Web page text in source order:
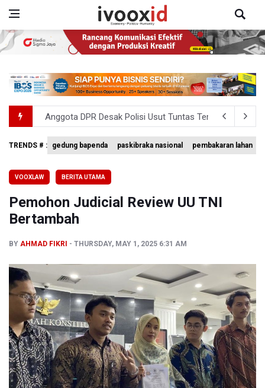
Anggota DPR Desak Polisi Usut Tuntas Temuan
Amnesty International Kecam Penangkapan Dua
Pemprov DKI Jakarta Pastikan Data Pajak dan Aset
Pertumbuhan Ekonomi 5,3 Persen Belum Cukup
TRENDS # : gedung bapenda paskibraka nasional pembakaran lahan
VOOXLAW BERITA UTAMA
Pemohon Judicial Review UU TNI
Bertambah
BY AHMAD FIKRI THURSDAY, MAY 1, 2025 6:31 AM